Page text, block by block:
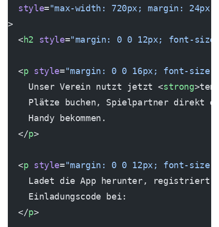
  style
="max-width: 720px; margin:
>
  <
h2 style="margin: 0 0 12px; font-
  <
p style="margin: 0 0 16px; font-size:
    Unser Verein nutzt jetzt <
strong
Plätze buchen, Spielpartner direkt
    Handy bekommen.
  </
p>
  <
p style="margin: 0 0 12px; font-size:
Ladet die App herunter, registriert
    Einladungscode bei:
  </
p>